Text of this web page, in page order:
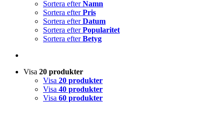
Sortera efterNamn
Sortera efterPris
Sortera efterDatum
Sortera efterPopularitet
Sortera efterBetyg
Visa 20 produkter
Visa 20 produkter
Visa 40 produkter
Visa 60 produkter